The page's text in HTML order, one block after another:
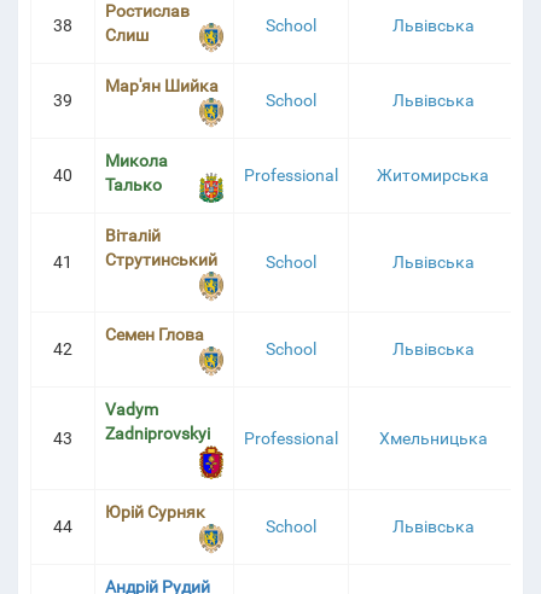
38
Ростислав
Слиш
School Львівська
39
Мар'ян Шийка
School Львівська
40
Микола
Талько
Professional Житомирська
41
Віталій
Струтинський
School Львівська
42
Семен Глова
School Львівська
43
Vadym
Zadniprovskyi
Professional Хмельницька
44
Юрій Сурняк
School Львівська
Андрій Рудий